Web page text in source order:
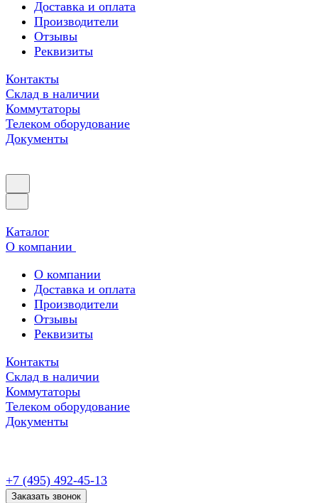
Доставка и оплата
Производители
Отзывы
Реквизиты
Контакты
Склад в наличии
Коммутаторы
Телеком оборудование
Документы
Каталог
О компании
О компании
Доставка и оплата
Производители
Отзывы
Реквизиты
Контакты
Склад в наличии
Коммутаторы
Телеком оборудование
Документы
+7 (495) 492-45-13
Заказать звонок